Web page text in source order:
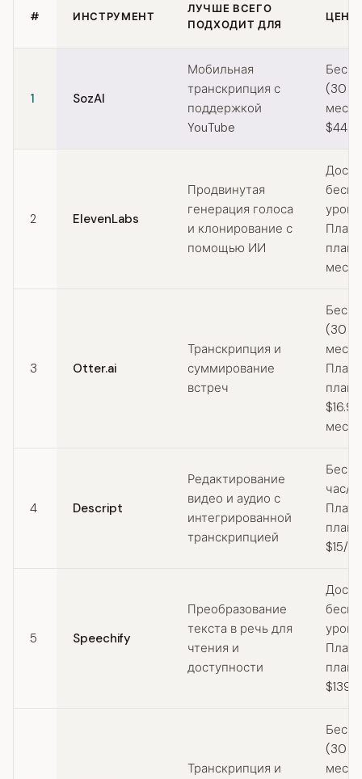
# ИНСТРУМЕНТ
ЛУЧШЕ ВСЕГО
ПОДХОДИТ ДЛЯ
ЦЕНЫ
1 SozAI
Мобильная
транскрипция с
поддержкой
YouTube
(30
мес)
2 ElevenLabs
Продвинутая
генерация голоса
и клонирование с
помощью ИИ
месяц
3 Otter.ai
Транскрипция и
суммирование
встреч
(30
месяц
4 Descript
Редактирование
видео и аудио с
интегрированной
транскрипцией
час/
$15/
5 Speechify
Преобразование
текста в речь для
чтения и
доступности
$139/
Транскрипция и
(30